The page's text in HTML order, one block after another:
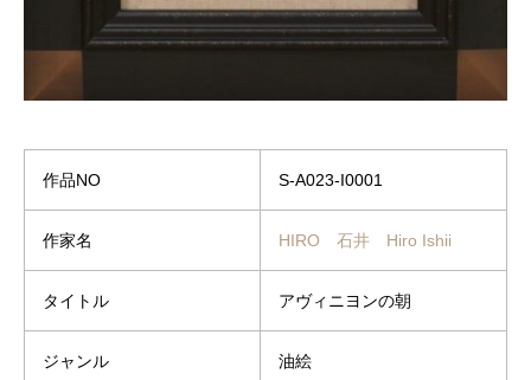
作品NO S-A023-I0001
作家名 HIRO 石井 Hiro Ishii
タイトル アヴィニヨンの朝
ジャンル 油絵